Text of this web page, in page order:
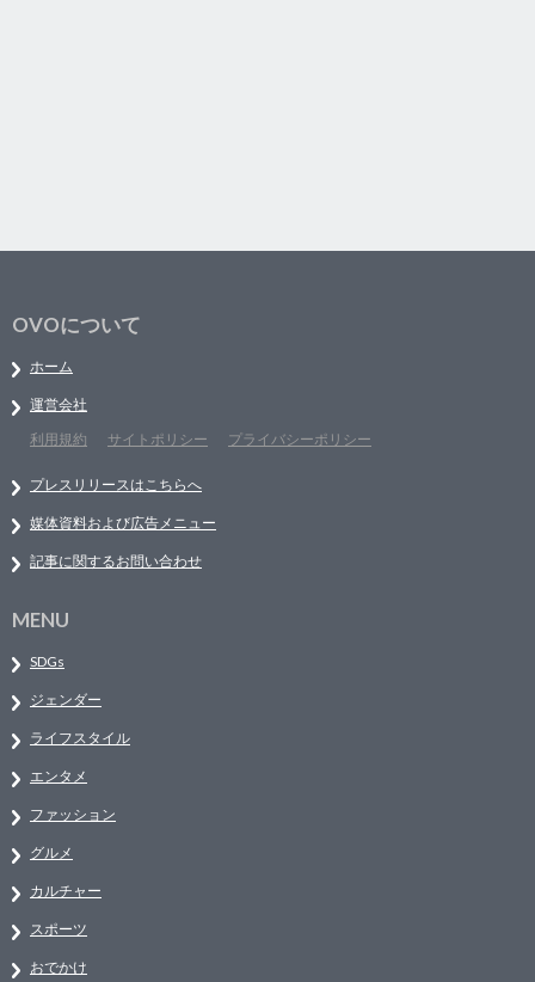
OVOについて
ホーム
運営会社
利用規約
サイトポリシー プライバシーポリシー
プレスリリースはこちらへ
媒体資料および広告メニュー
記事に関するお問い合わせ
MENU
SDGs
ジェンダー
ライフスタイル
エンタメ
ファッション
グルメ
カルチャー
スポーツ
おでかけ